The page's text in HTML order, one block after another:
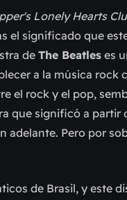
Lonely Hearts
el significado que
de The Beatles es
a la música rock
el rock y el pop,
que significó a partir
adelante. Pero por
de Brasil, y este